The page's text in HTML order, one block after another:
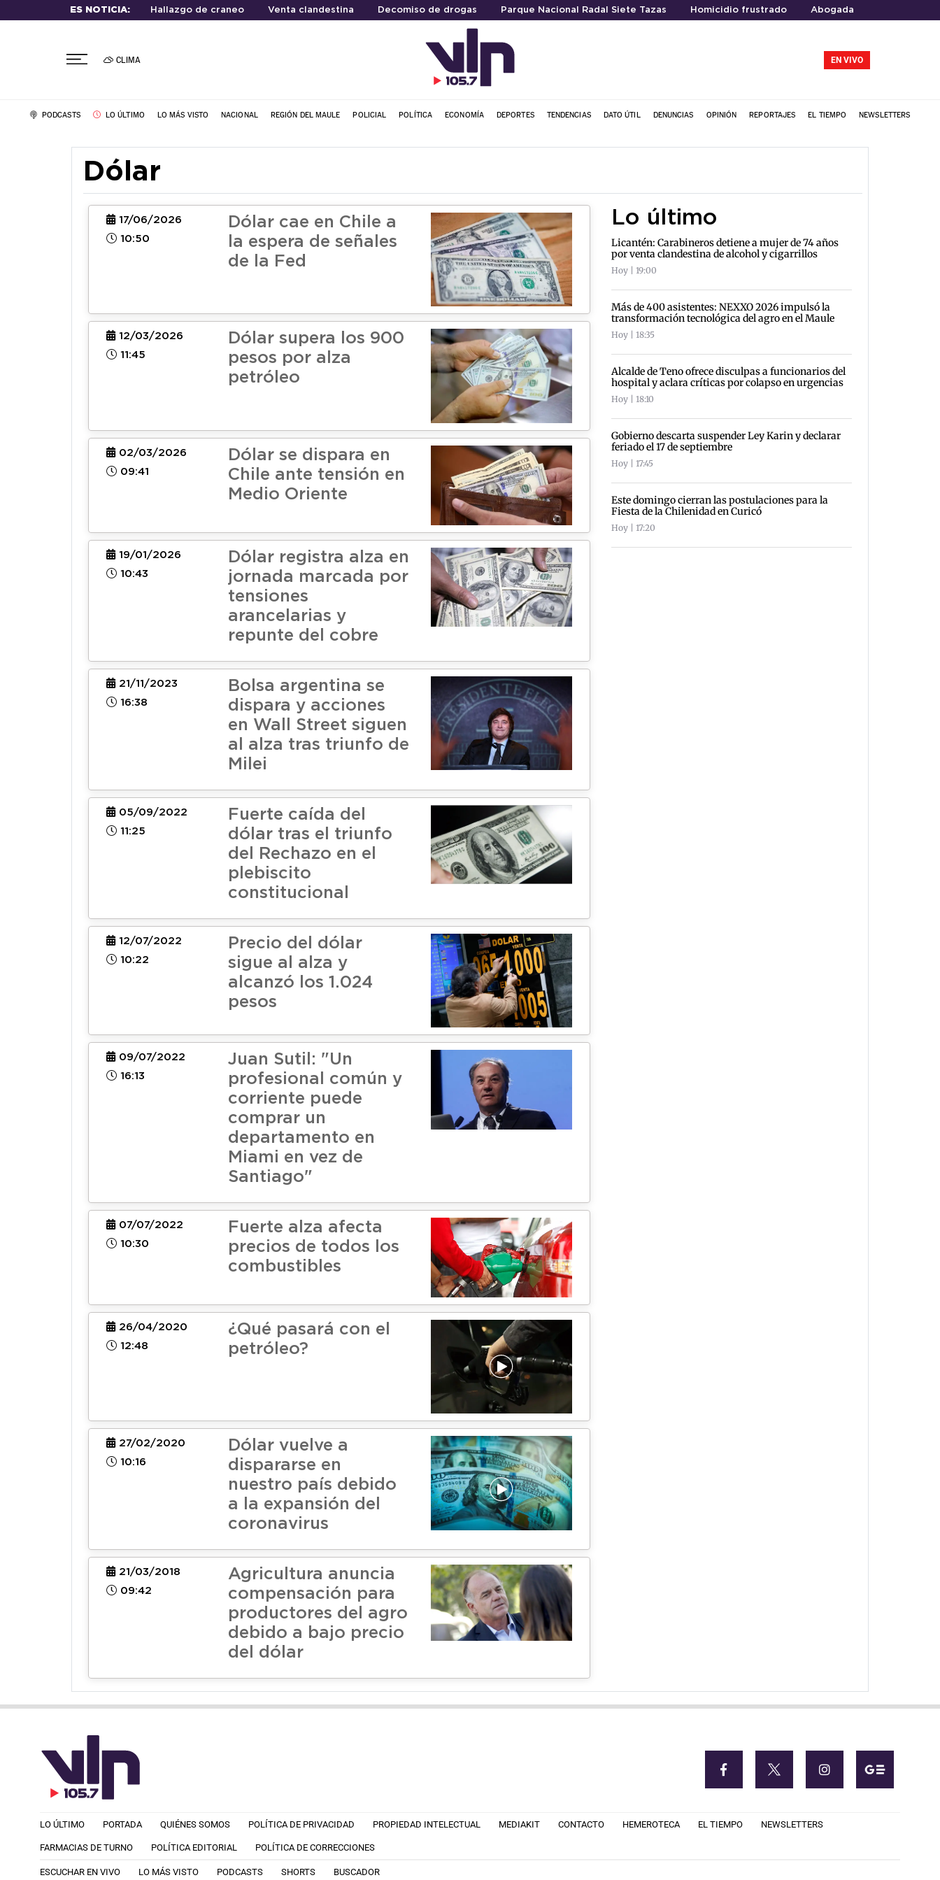
ES NOTICIA: Hallazgo de craneo Venta clandestina Decomiso de drogas Parque Nacional Radal Siete Tazas Homicidio frustrado Abogada
CLIMA EN VIVO
PODCASTS LO ÚLTIMO LO MÁS VISTO NACIONAL REGIÓN DEL MAULE POLICIAL POLÍTICA ECONOMÍA DEPORTES TENDENCIAS DATO ÚTIL DENUNCIAS OPINIÓN REPORTAJES EL TIEMPO NEWSLETTERS
Dólar
17/06/2026
10:50
Dólar cae en Chile a
la espera de señales
de la Fed
12/03/2026
11:45
Dólar supera los 900
pesos por alza
petróleo
02/03/2026
09:41
Dólar se dispara en
Chile ante tensión en
Medio Oriente
19/01/2026
10:43
Dólar registra alza en
jornada marcada por
tensiones
arancelarias y
repunte del cobre
21/11/2023
16:38
Bolsa argentina se
dispara y acciones
en Wall Street siguen
al alza tras triunfo de
Milei
05/09/2022
11:25
Fuerte caída del
dólar tras el triunfo
del Rechazo en el
plebiscito
constitucional
12/07/2022
10:22
Precio del dólar
sigue al alza y
alcanzó los 1.024
pesos
09/07/2022
16:13
Juan Sutil: "Un
profesional común y
corriente puede
comprar un
departamento en
Miami en vez de
Santiago"
07/07/2022
10:30
Fuerte alza afecta
precios de todos los
combustibles
26/04/2020
12:48
¿Qué pasará con el
petróleo?
27/02/2020
10:16
Dólar vuelve a
dispararse en
nuestro país debido
a la expansión del
coronavirus
21/03/2018
09:42
Agricultura anuncia
compensación para
productores del agro
debido a bajo precio
del dólar
Lo último
Licantén: Carabineros detiene a mujer de 74 años
por venta clandestina de alcohol y cigarrillos
Hoy | 19:00
Más de 400 asistentes: NEXXO 2026 impulsó la
transformación tecnológica del agro en el Maule
Hoy | 18:35
Alcalde de Teno ofrece disculpas a funcionarios del
hospital y aclara críticas por colapso en urgencias
Hoy | 18:10
Gobierno descarta suspender Ley Karin y declarar
feriado el 17 de septiembre
Hoy | 17:45
Este domingo cierran las postulaciones para la
Fiesta de la Chilenidad en Curicó
Hoy | 17:20
LO ÚLTIMO PORTADA QUIÉNES SOMOS POLÍTICA DE PRIVACIDAD PROPIEDAD INTELECTUAL MEDIAKIT CONTACTO HEMEROTECA EL TIEMPO NEWSLETTERS
FARMACIAS DE TURNO POLÍTICA EDITORIAL POLÍTICA DE CORRECCIONES
ESCUCHAR EN VIVO LO MÁS VISTO PODCASTS SHORTS BUSCADOR